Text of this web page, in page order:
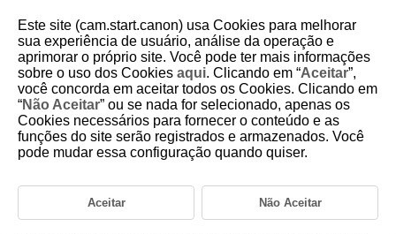
D180-161
Definir Condições de Pesquisa de
Imagem
Pode filtrar a visualização de imagens de acordo com as suas
condições de procura. Depois de definir as condições de procura de
Este site (cam.start.canon) usa Cookies para melhorar
sua experiência de usuário, análise da operação e
aprimorar o próprio site. Você pode ter mais informações
sobre o uso dos Cookies aqui. Clicando em “Aceitar”,
você concorda em aceitar todos os Cookies. Clicando em
“Não Aceitar” ou se nada for selecionado, apenas os
Cookies necessários para fornecer o conteúdo e as
funções do site serão registrados e armazenados. Você
pode mudar essa configuração quando quiser.
Aceitar Não Aceitar